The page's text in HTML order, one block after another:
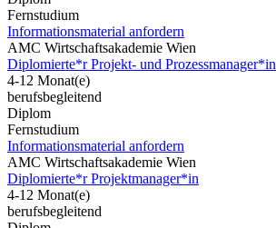
Fernstudium
Informationsmaterial anfordern
AMC Wirtschaftsakademie Wien
Diplomierte*r Projekt- und Prozessmanager*in
4-12 Monat(e)
berufsbegleitend
Diplom
Fernstudium
Informationsmaterial anfordern
AMC Wirtschaftsakademie Wien
Diplomierte*r Projektmanager*in
4-12 Monat(e)
berufsbegleitend